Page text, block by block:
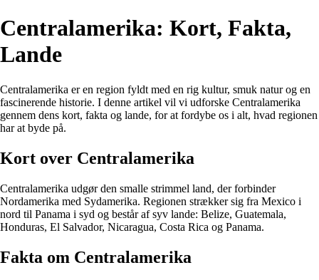
Centralamerika: Kort, Fakta,
Lande
Centralamerika er en region fyldt med en rig kultur, smuk natur og en
fascinerende historie. I denne artikel vil vi udforske Centralamerika
gennem dens kort, fakta og lande, for at fordybe os i alt, hvad regionen
har at byde på.
Kort over Centralamerika
Centralamerika udgør den smalle strimmel land, der forbinder
Nordamerika med Sydamerika. Regionen strækker sig fra Mexico i
nord til Panama i syd og består af syv lande: Belize, Guatemala,
Honduras, El Salvador, Nicaragua, Costa Rica og Panama.
Fakta om Centralamerika